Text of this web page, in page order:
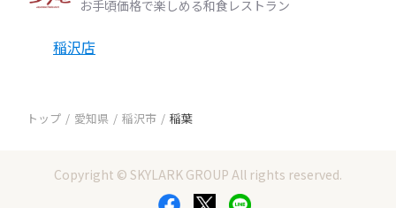
お手頃価格で楽しめる和食レストラン
稲沢店
トップ 愛知県 稲沢市 稲葉
Copyright © SKYLARK GROUP All rights reserved.